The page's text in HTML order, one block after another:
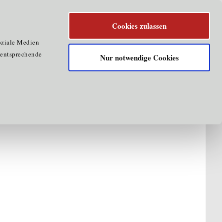
Medien
Cookies zulassen
Nur notwendige Cookies